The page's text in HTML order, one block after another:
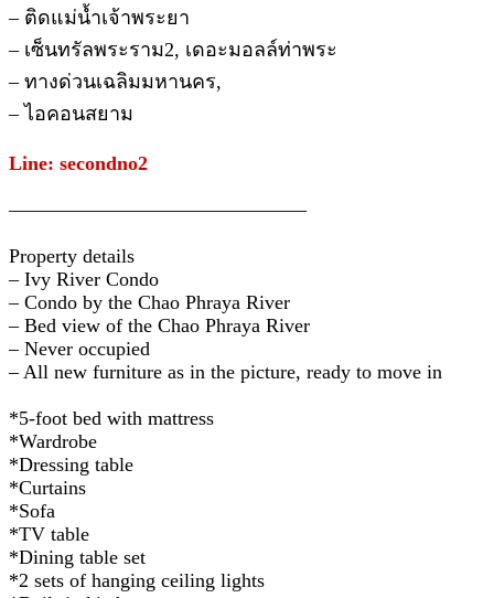
– ติดแม่น้ำเจ้าพระยา
– เซ็นทรัลพระราม2, เดอะมอลล์ท่าพระ
– ทางด่วนเฉลิมมหานคร,
– ไอคอนสยาม
Line: secondno2
———————————————
Property details
– Ivy River Condo
– Condo by the Chao Phraya River
– Bed view of the Chao Phraya River
– Never occupied
– All new furniture as in the picture, ready to move in
*5-foot bed with mattress
*Wardrobe
*Dressing table
*Curtains
*Sofa
*TV table
*Dining table set
*2 sets of hanging ceiling lights